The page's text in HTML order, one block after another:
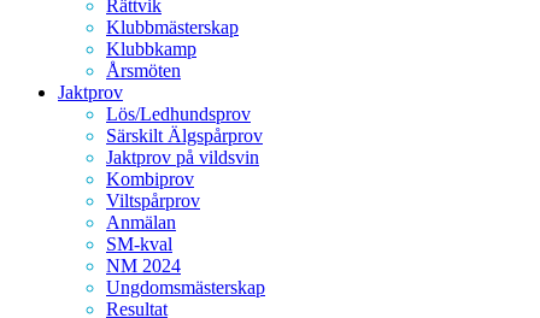
Rättvik
Klubbmästerskap
Klubbkamp
Årsmöten
Jaktprov
Lös/Ledhundsprov
Särskilt Älgspårprov
Jaktprov på vildsvin
Kombiprov
Viltspårprov
Anmälan
SM-kval
NM 2024
Ungdomsmästerskap
Resultat